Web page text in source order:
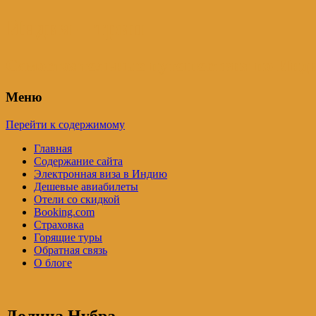
Меню
Перейти к содержимому
Главная
Содержание сайта
Электронная виза в Индию
Дешевые авиабилеты
Отели со скидкой
Booking.com
Страховка
Горящие туры
Обратная связь
О блоге